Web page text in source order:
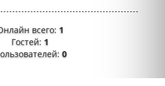
всего: 1
Гостей: 1
0